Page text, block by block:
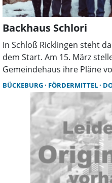
Backhaus Schlori
In Schloß Ricklingen steht
dem Start. Am 15. März
Gemeindehaus ihre Pläne
Wiederaufbau des
Interessierten sind
unterstützen.
BÜCKEBURG FÖRDERMITTEL